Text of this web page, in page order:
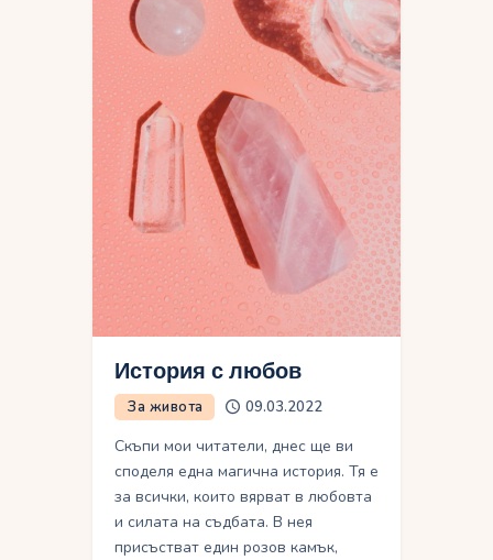
История с любов
За живота 09.03.2022
Скъпи мои читатели, днес ще ви
споделя една магична история. Тя е
за всички, които вярват в любовта
и силата на съдбата. В нея
присъстват един розов камък,